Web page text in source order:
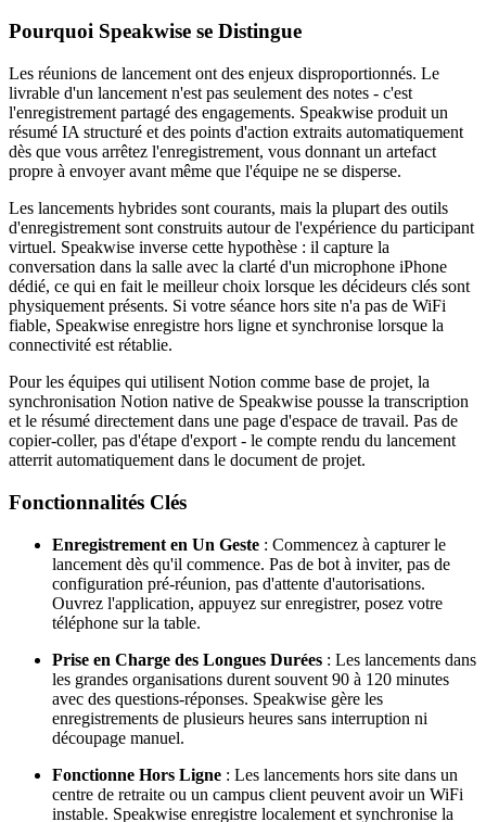
Pourquoi Speakwise se Distingue
Les réunions de lancement ont des enjeux disproportionnés. Le
livrable d'un lancement n'est pas seulement des notes - c'est
l'enregistrement partagé des engagements. Speakwise produit un
résumé IA structuré et des points d'action extraits automatiquement
dès que vous arrêtez l'enregistrement, vous donnant un artefact
propre à envoyer avant même que l'équipe ne se disperse.
Les lancements hybrides sont courants, mais la plupart des outils
d'enregistrement sont construits autour de l'expérience du participant
virtuel. Speakwise inverse cette hypothèse : il capture la
conversation dans la salle avec la clarté d'un microphone iPhone
dédié, ce qui en fait le meilleur choix lorsque les décideurs clés sont
physiquement présents. Si votre séance hors site n'a pas de WiFi
fiable, Speakwise enregistre hors ligne et synchronise lorsque la
connectivité est rétablie.
Pour les équipes qui utilisent Notion comme base de projet, la
synchronisation Notion native de Speakwise pousse la transcription
et le résumé directement dans une page d'espace de travail. Pas de
copier-coller, pas d'étape d'export - le compte rendu du lancement
atterrit automatiquement dans le document de projet.
Fonctionnalités Clés
Enregistrement en Un Geste : Commencez à capturer le
lancement dès qu'il commence. Pas de bot à inviter, pas de
configuration pré-réunion, pas d'attente d'autorisations.
Ouvrez l'application, appuyez sur enregistrer, posez votre
téléphone sur la table.
Prise en Charge des Longues Durées : Les lancements dans
les grandes organisations durent souvent 90 à 120 minutes
avec des questions-réponses. Speakwise gère les
enregistrements de plusieurs heures sans interruption ni
découpage manuel.
Fonctionne Hors Ligne : Les lancements hors site dans un
centre de retraite ou un campus client peuvent avoir un WiFi
instable. Speakwise enregistre localement et synchronise la